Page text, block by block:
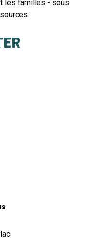
les familles - sous